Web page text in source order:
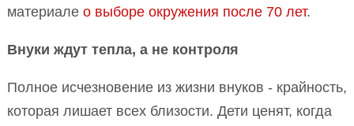
материале о выборе окружения после 70 лет.
Внуки ждут тепла, а не контроля
Полное исчезновение из жизни внуков - крайность,
которая лишает всех близости. Дети ценят, когда